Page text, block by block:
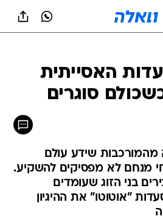
האסייתית
סוגרים
שידע עולם
מנחם לא מפסיקים להשקיע.
בני הזוג שעומדים
"אוטוטו" את ההיגיון